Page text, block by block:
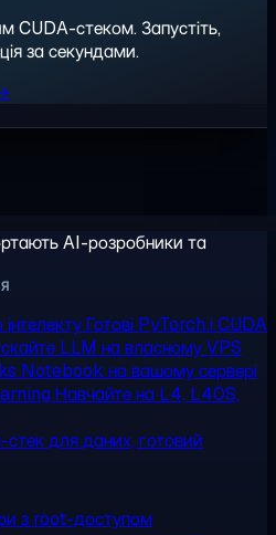
CUDA-стеком. Запустіть,
за секундами.
AI-розробники та
Готові PyTorch і CUDA
LLM на власному VPS
Notebook на вашому сервері
Навчайте на L4, L40S,
для даних, готовий
з root-доступом